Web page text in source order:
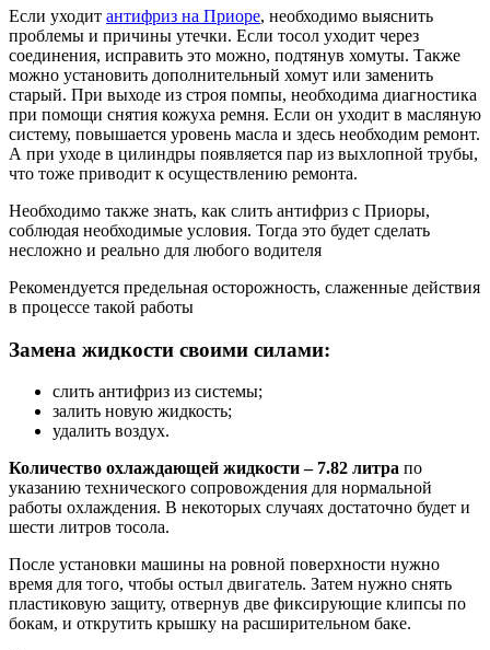
Если уходит антифриз на Приоре, необходимо выяснить
проблемы и причины утечки. Если тосол уходит через
соединения, исправить это можно, подтянув хомуты. Также
можно установить дополнительный хомут или заменить
старый. При выходе из строя помпы, необходима диагностика
при помощи снятия кожуха ремня. Если он уходит в масляную
систему, повышается уровень масла и здесь необходим ремонт.
А при уходе в цилиндры появляется пар из выхлопной трубы,
что тоже приводит к осуществлению ремонта.
Необходимо также знать, как слить антифриз с Приоры,
соблюдая необходимые условия. Тогда это будет сделать
несложно и реально для любого водителя
Рекомендуется предельная осторожность, слаженные действия
в процессе такой работы
Замена жидкости своими силами:
слить антифриз из системы;
залить новую жидкость;
удалить воздух.
Количество охлаждающей жидкости – 7.82 литра по
указанию технического сопровождения для нормальной
работы охлаждения. В некоторых случаях достаточно будет и
шести литров тосола.
После установки машины на ровной поверхности нужно
время для того, чтобы остыл двигатель. Затем нужно снять
пластиковую защиту, отвернув две фиксирующие клипсы по
бокам, и открутить крышку на расширительном баке.